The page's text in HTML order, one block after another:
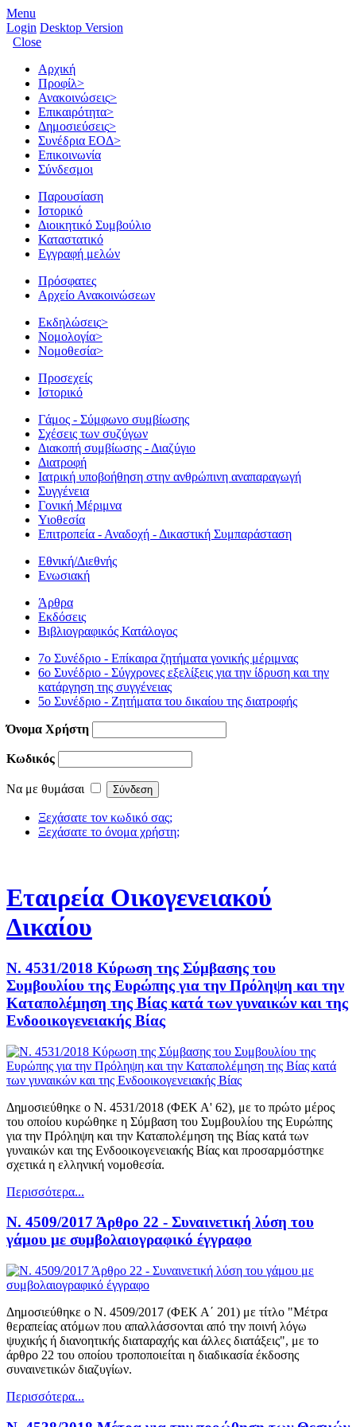
Menu
Login Desktop Version
Close
Αρχική
Προφίλ>
Ανακοινώσεις>
Επικαιρότητα>
Δημοσιεύσεις>
Συνέδρια ΕΟΔ>
Επικοινωνία
Σύνδεσμοι
Παρουσίαση
Ιστορικό
Διοικητικό Συμβούλιο
Καταστατικό
Εγγραφή μελών
Πρόσφατες
Αρχείο Ανακοινώσεων
Εκδηλώσεις>
Νομολογία>
Νομοθεσία>
Προσεχείς
Ιστορικό
Γάμος - Σύμφωνο συμβίωσης
Σχέσεις των συζύγων
Διακοπή συμβίωσης - Διαζύγιο
Διατροφή
Ιατρική υποβοήθηση στην ανθρώπινη αναπαραγωγή
Συγγένεια
Γονική Μέριμνα
Υιοθεσία
Επιτροπεία - Αναδοχή - Δικαστική Συμπαράσταση
Εθνική/Διεθνής
Ενωσιακή
Άρθρα
Εκδόσεις
Βιβλιογραφικός Κατάλογος
7ο Συνέδριο - Επίκαιρα ζητήματα γονικής μέριμνας
6ο Συνέδριο - Σύγχρονες εξελίξεις για την ίδρυση και την
κατάργηση της συγγένειας
5ο Συνέδριο - Ζητήματα του δικαίου της διατροφής
Όνομα Χρήστη
Κωδικός
Να με θυμάσαι
Ξεχάσατε τον κωδικό σας;
Ξεχάσατε το όνομα χρήστη;
Εταιρεία Οικογενειακού
Δικαίου
Ν. 4531/2018 Κύρωση της Σύμβασης του
Συμβουλίου της Ευρώπης για την Πρόληψη και την
Καταπολέμηση της Βίας κατά των γυναικών και της
Ενδοοικογενειακής Βίας
Δημοσιεύθηκε ο Ν. 4531/2018 (ΦΕΚ Α' 62), με το πρώτο μέρος
του οποίου κυρώθηκε η Σύμβαση του Συμβουλίου της Ευρώπης
για την Πρόληψη και την Καταπολέμηση της Βίας κατά των
γυναικών και της Ενδοοικογενειακής Βίας και προσαρμόστηκε
σχετικά η ελληνική νομοθεσία.
Περισσότερα...
Ν. 4509/2017 Άρθρο 22 - Συναινετική λύση του
γάμου με συμβολαιογραφικό έγγραφο
Δημοσιεύθηκε ο Ν. 4509/2017 (ΦΕΚ Α΄ 201) με τίτλο "Μέτρα
θεραπείας ατόμων που απαλλάσσονται από την ποινή λόγω
ψυχικής ή διανοητικής διαταραχής και άλλες διατάξεις", με το
άρθρο 22 του οποίου τροποποιείται η διαδικασία έκδοσης
συναινετικών διαζυγίων.
Περισσότερα...